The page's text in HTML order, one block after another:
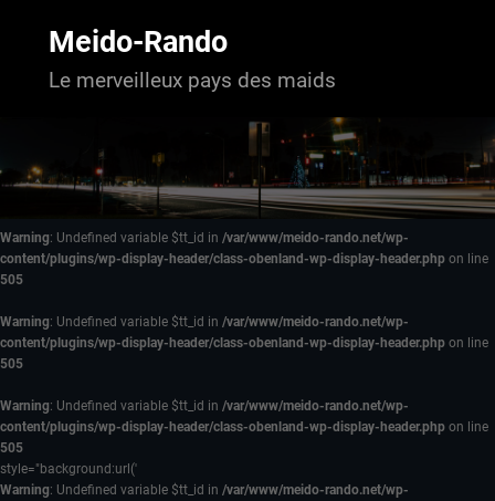
Meido-Rando
Le merveilleux pays des maids
Warning: Undefined variable $tt_id in /var/www/meido-rando.net/wp-
content/plugins/wp-display-header/class-obenland-wp-display-header.php on line
505
Warning: Undefined variable $tt_id in /var/www/meido-rando.net/wp-
content/plugins/wp-display-header/class-obenland-wp-display-header.php on line
505
Warning: Undefined variable $tt_id in /var/www/meido-rando.net/wp-
content/plugins/wp-display-header/class-obenland-wp-display-header.php on line
505
style="background:url('
Warning: Undefined variable $tt_id in /var/www/meido-rando.net/wp-